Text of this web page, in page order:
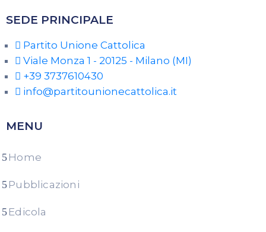
SEDE PRINCIPALE
Partito Unione Cattolica
Viale Monza 1 - 20125 - Milano (MI)
+39 3737610430
info@partitounionecattolica.it
MENU
Home
Pubblicazioni
Edicola